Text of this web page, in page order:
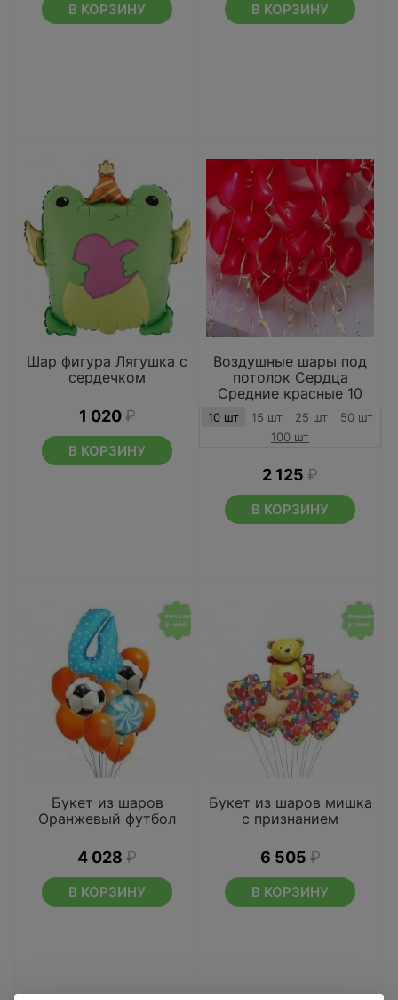
В КОРЗИНУ В КОРЗИНУ
Шар фигура Лягушка с
сердечком
1 020 ₽
В КОРЗИНУ
Воздушные шары под
потолок Сердца
Средние красные 10
шт
10 шт 15 шт 25 шт
50 шт
100 шт
2 125 ₽
В КОРЗИНУ
Букет из шаров
Оранжевый футбол
4 028 ₽
В КОРЗИНУ
Букет из шаров мишка
с признанием
6 505 ₽
В КОРЗИНУ